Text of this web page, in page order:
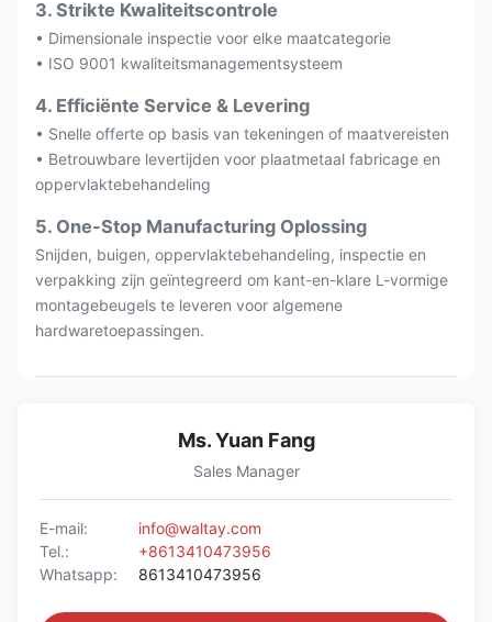
3. Strikte Kwaliteitscontrole
• Dimensionale inspectie voor elke maatcategorie
• ISO 9001 kwaliteitsmanagementsysteem
4. Efficiënte Service & Levering
• Snelle offerte op basis van tekeningen of maatvereisten
• Betrouwbare levertijden voor plaatmetaal fabricage en
oppervlaktebehandeling
5. One-Stop Manufacturing Oplossing
Snijden, buigen, oppervlaktebehandeling, inspectie en
verpakking zijn geïntegreerd om kant-en-klare L-vormige
montagebeugels te leveren voor algemene
hardwaretoepassingen.
Ms. Yuan Fang
Sales Manager
E-mail:
info@waltay.com
Tel.:
+8613410473956
Whatsapp:
8613410473956